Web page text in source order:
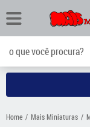
Home Mais Miniaturas